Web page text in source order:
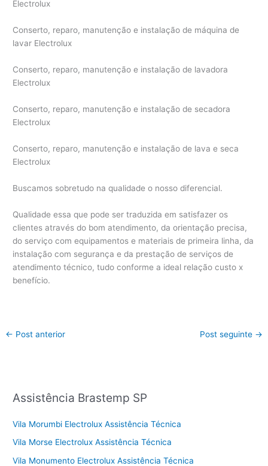
Electrolux
Conserto, reparo, manutenção e instalação de máquina de
lavar Electrolux
Conserto, reparo, manutenção e instalação de lavadora
Electrolux
Conserto, reparo, manutenção e instalação de secadora
Electrolux
Conserto, reparo, manutenção e instalação de lava e seca
Electrolux
Buscamos sobretudo na qualidade o nosso diferencial.
Qualidade essa que pode ser traduzida em satisfazer os
clientes através do bom atendimento, da orientação precisa,
do serviço com equipamentos e materiais de primeira linha, da
instalação com segurança e da prestação de serviços de
atendimento técnico, tudo conforme a ideal relação custo x
benefício.
← Post anterior Post seguinte →
Assistência Brastemp SP
Vila Morumbi Electrolux Assistência Técnica
Vila Morse Electrolux Assistência Técnica
Vila Monumento Electrolux Assistência Técnica